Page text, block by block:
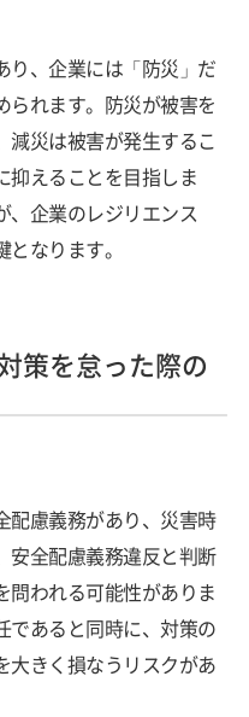
り、企業には「防災」だ
られます。防災が被害を
減災は被害が発生するこ
抑えることを目指しま
、企業のレジリエンス
なります。
策を怠った際の
配慮義務があり、災害時
安全配慮義務違反と判断
問われる可能性がありま
であると同時に、対策の
大きく損なうリスクがあ